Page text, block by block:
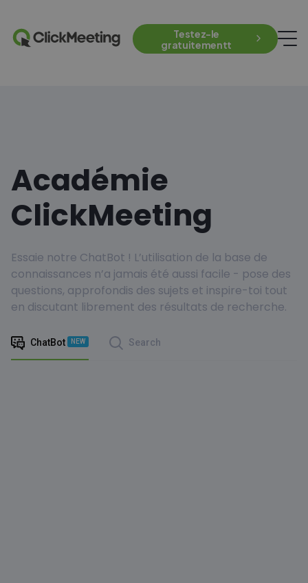
Testez-le
gratuitementt
Académie
ClickMeeting
Essaie notre ChatBot ! L’utilisation de la base de
connaissances n’a jamais été aussi facile - pose des
questions, approfondis des sujets et inspire-toi tout
en discutant librement des résultats de recherche.
ChatBot NEW Search